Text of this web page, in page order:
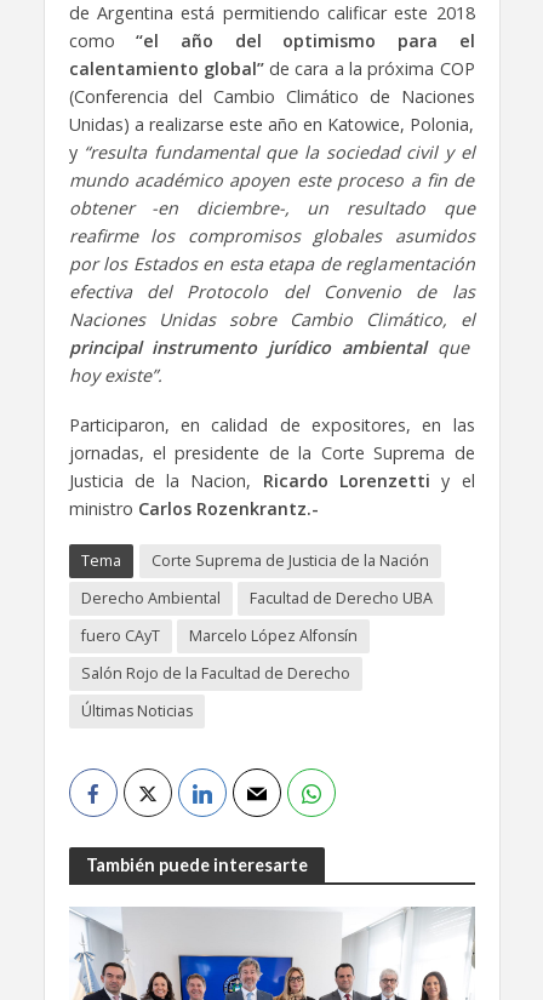
de Argentina está permitiendo calificar este 2018
como“el año del optimismo para el
calentamiento global”de cara a la próxima COP
(Conferencia del Cambio Climático de Naciones
Unidas) a realizarse este año en Katowice, Polonia,
y“resulta fundamental que la sociedad civil y el
mundo académico apoyen este proceso a fin de
obtener -en diciembre-, un resultado que
reafirme los compromisos globales asumidos
por los Estados en esta etapa de reglamentación
efectiva del Protocolo del Convenio de las
Naciones Unidas sobre Cambio Climático, el
principal instrumento jurídico ambientalque
hoy existe”.
Participaron, en calidad de expositores, en las
jornadas, el presidente de la Corte Suprema de
Justicia de la Nacion, Ricardo Lorenzetti y el
ministro Carlos Rozenkrantz.-
Tema
Corte Suprema de Justicia de la Nación
Derecho Ambiental
Facultad de Derecho UBA
fuero CAyT
Marcelo López Alfonsín
Salón Rojo de la Facultad de Derecho
Últimas Noticias
También puede interesarte